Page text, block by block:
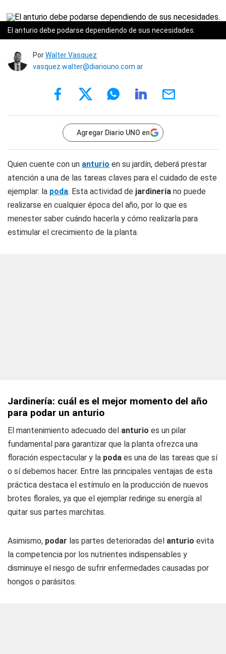
El anturio debe podarse dependiendo de sus necesidades.
PorWalter Vasquez
vasquez.walter@diariouno.com.ar
Agregar Diario UNO en
Quien cuente con un anturio en su jardín, deberá prestar
atención a una de las tareas claves para el cuidado de este
ejemplar: la poda. Esta actividad de jardinería no puede
realizarse en cualquier época del año, por lo que es
menester saber cuándo hacerla y cómo realizarla para
estimular el crecimiento de la planta.
Jardinería: cuál es el mejor momento del año
para podar un anturio
El mantenimiento adecuado del anturio es un pilar
fundamental para garantizar que la planta ofrezca una
floración espectacular y la poda es una de las tareas que sí
o sí debemos hacer. Entre las principales ventajas de esta
práctica destaca el estímulo en la producción de nuevos
brotes florales, ya que el ejemplar redirige su energía al
quitar sus partes marchitas.
Asimismo, podar las partes deterioradas del anturio evita
la competencia por los nutrientes indispensables y
disminuye el riesgo de sufrir enfermedades causadas por
hongos o parásitos.